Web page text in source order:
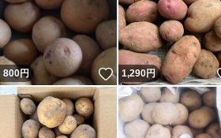
800円 いいね！
1,290円